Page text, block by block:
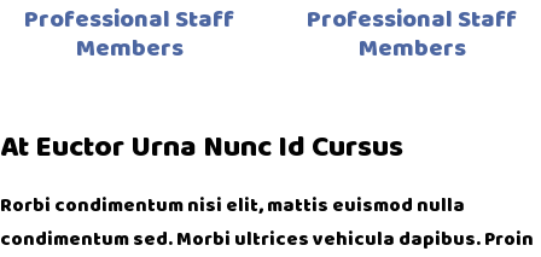
Professional Staff
Members
Professional Staff
Members
At Euctor Urna Nunc Id Cursus
Rorbi condimentum nisi elit, mattis euismod nulla
condimentum sed. Morbi ultrices vehicula dapibus. Proin